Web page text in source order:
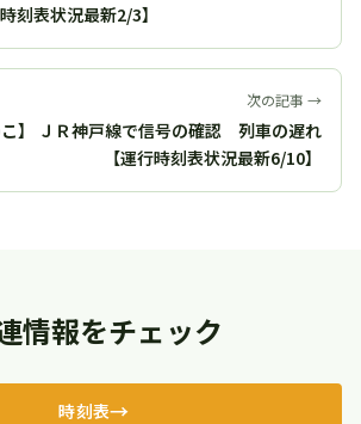
刻表状況最新2/3】
次の記事 →
こ】 ＪＲ神戸線で信号の確認 列車の遅れ
【運行時刻表状況最新6/10】
情報をチェック
時刻表